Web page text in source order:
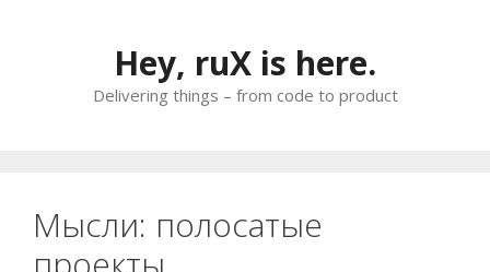
Hey, ruX is here.
Delivering things – from code to product
Мысли: полосатые